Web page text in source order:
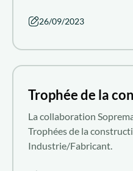
26/09/2023
Trophée de la
La collaboration
Trophées de la
Industrie/Fabricant.